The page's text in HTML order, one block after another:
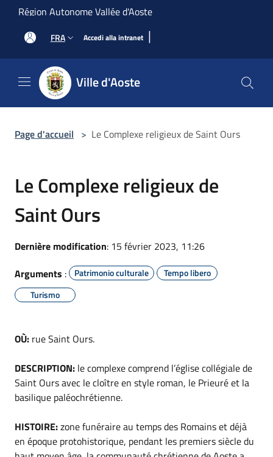
Salta al contenuto principale
Région Autonome Vallée d'Aoste
FRA Accedi alla intranet |
Ville d'Aoste
Page d'accueil > Le Complexe religieux de Saint Ours
Le Complexe religieux de
Saint Ours
Dernière modification: 15 février 2023, 11:26
Arguments : Patrimonio culturale
Tempo libero
Turismo
OÙ: rue Saint Ours.
DESCRIPTION: le complexe comprend l’église collégiale de
Saint Ours avec le cloître en style roman, le Prieuré et la
basilique paléochrétienne.
HISTOIRE:zone funéraire au temps des Romains et déjà
en époque protohistorique, pendant les premiers siècle du